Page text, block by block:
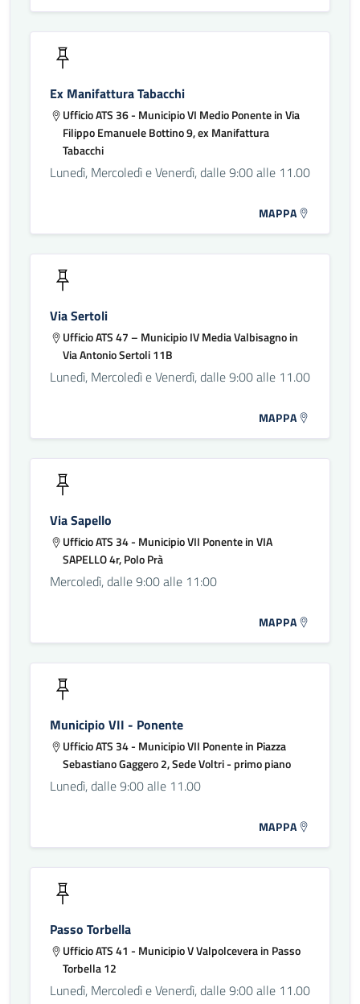
Ex Manifattura Tabacchi
Ufficio ATS 36 - Municipio VI Medio Ponente in Via
Filippo Emanuele Bottino 9, ex Manifattura
Tabacchi
Lunedì, Mercoledì e Venerdì, dalle 9:00 alle 11.00
MAPPA
Via Sertoli
Ufficio ATS 47 – Municipio IV Media Valbisagno in
Via Antonio Sertoli 11B
Lunedì, Mercoledì e Venerdì, dalle 9:00 alle 11.00
MAPPA
Via Sapello
Ufficio ATS 34 - Municipio VII Ponente in VIA
SAPELLO 4r, Polo Prà
Mercoledì, dalle 9:00 alle 11:00
MAPPA
Municipio VII - Ponente
Ufficio ATS 34 - Municipio VII Ponente in Piazza
Sebastiano Gaggero 2, Sede Voltri - primo piano
Lunedì, dalle 9:00 alle 11.00
MAPPA
Passo Torbella
Ufficio ATS 41 - Municipio V Valpolcevera in Passo
Torbella 12
Lunedì, Mercoledì e Venerdì, dalle 9:00 alle 11.00